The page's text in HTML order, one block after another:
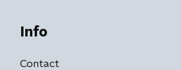
Info
Contact